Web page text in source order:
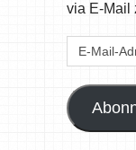
via E-Mail
E-